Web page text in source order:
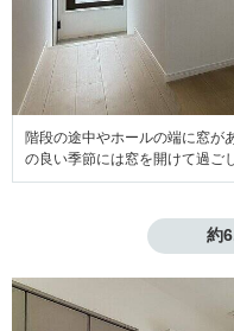
階段の途中やホールの端に窓
の良い季節には窓を開けて過ご
約